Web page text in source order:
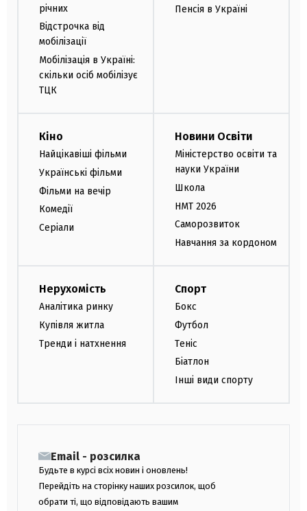
річних
Відстрочка від
мобілізації
Мобілізація в Україні:
скільки осіб мобілізує
ТЦК
Пенсія в Україні
Кіно
Найцікавіші фільми
Українські фільми
Фільми на вечір
Комедії
Серіали
Новини Освіти
Міністерство освіти та
науки України
Школа
НМТ 2026
Саморозвиток
Навчання за кордоном
Нерухомість
Аналітика ринку
Купівля житла
Тренди і натхнення
Спорт
Бокс
Футбол
Теніс
Біатлон
Інші види спорту
Email - розсилка
Будьте в курсі всіх новин і оновлень!
Перейдіть на сторінку наших розсилок, щоб
обрати ті, що відповідають вашим